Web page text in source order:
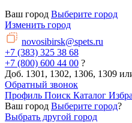
Ваш город Выберите город
Изменить город
novosibirsk@spets.ru
+7 (383) 325 38 68
+7 (800) 600 44 00 ?
Доб. 1301, 1302, 1306, 1309
Обратный звонок
Профиль Поиск Каталог
Ваш город Выберите город?
Выбрать другой город